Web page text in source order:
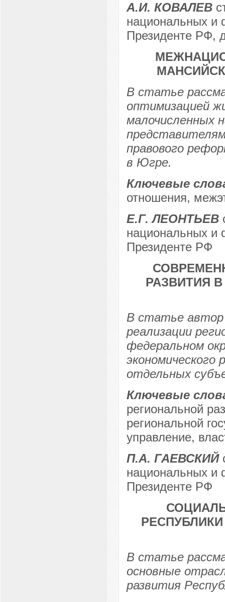
А.И. КОВАЛЕВ
национальных и
Президенте РФ,
В статье
оптимизацией
малочисленных
правового
в Югре.
Ключевые
отношения,
Е.Г. ЛЕОНТЬЕВ
национальных и
Президенте РФ
РАЗВИТИЯ
В статье автор
реализации
федеральном
экономического
отдельных
Ключевые
региональной
региональной
управление,
П.А. ГАЕВСКИЙ
национальных и
Президенте РФ
В статье
основные
развития